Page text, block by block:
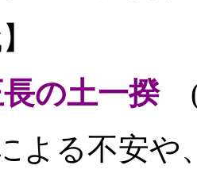
の土一揆(
よる不安や